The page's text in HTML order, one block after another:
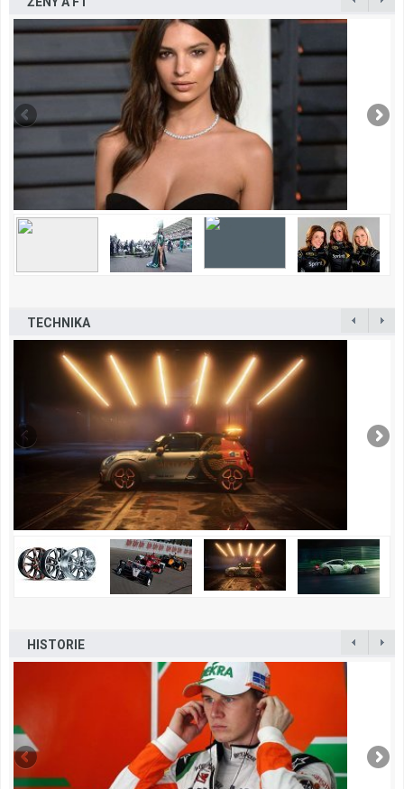
TECHNIKA
HISTORIE